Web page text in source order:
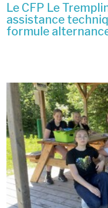
Le CFP Le
assistance
formule